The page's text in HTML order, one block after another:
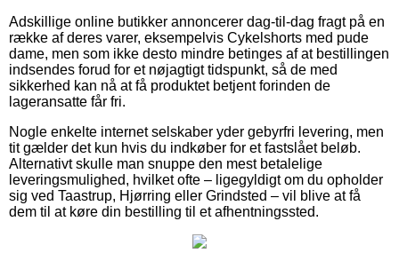
Adskillige online butikker annoncerer dag-til-dag fragt på en
række af deres varer, eksempelvis Cykelshorts med pude
dame, men som ikke desto mindre betinges af at bestillingen
indsendes forud for et nøjagtigt tidspunkt, så de med
sikkerhed kan nå at få produktet betjent forinden de
lageransatte får fri.
Nogle enkelte internet selskaber yder gebyrfri levering, men
tit gælder det kun hvis du indkøber for et fastslået beløb.
Alternativt skulle man snuppe den mest betalelige
leveringsmulighed, hvilket ofte – ligegyldigt om du opholder
sig ved Taastrup, Hjørring eller Grindsted – vil blive at få
dem til at køre din bestilling til et afhentningssted.